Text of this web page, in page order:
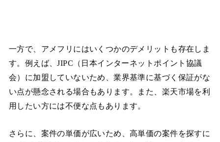
一方で、アメフリにはいくつかのデメリットも存在しま
す。例えば、JIPC（日本インターネットポイント協議
会）に加盟していないため、業界基準に基づく保証がな
い点が懸念される場合もあります。また、楽天市場を利
用したい方には不便な点もあります。
さらに、案件の単価が広いため、高単価の案件を探すに